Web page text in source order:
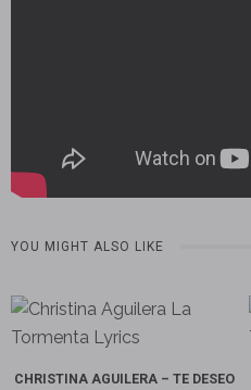
YOU MIGHT ALSO LIKE
CHRISTINA AGUILERA – TE DESEO